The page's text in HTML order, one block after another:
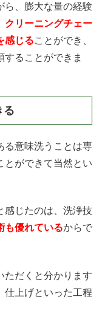
ら、膨大な量の経験
クリーニングチェー
感じることができ、
することができま
る
る意味洗うことは専
とができて当然とい
感じたのは、洗浄技
も優れているからで
ただくと分かります
仕上げといった工程